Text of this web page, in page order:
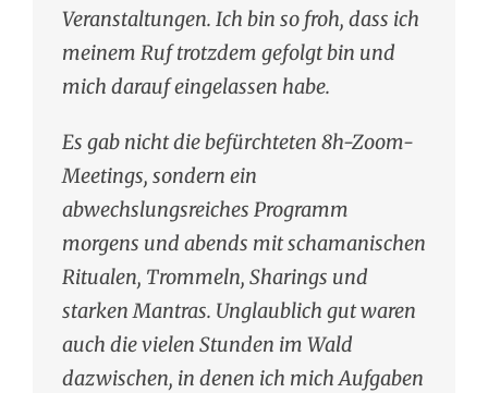
Veranstaltungen. Ich bin so froh, dass ich
meinem Ruf trotzdem gefolgt bin und
mich darauf eingelassen habe.
Es gab nicht die befürchteten 8h-Zoom-
Meetings, sondern ein
abwechslungsreiches Programm
morgens und abends mit schamanischen
Ritualen, Trommeln, Sharings und
starken Mantras. Unglaublich gut waren
auch die vielen Stunden im Wald
dazwischen, in denen ich mich Aufgaben